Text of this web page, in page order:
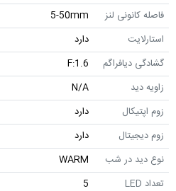
فاصله کانونی لنز
5-50mm
استارلایت
دارد
گشادگی دیافراگم
F:1.6
زاویه دید
N/A
زوم اپتیکال
دارد
زوم دیجیتال
دارد
نوع دید در شب
WARM
تعداد LED
5